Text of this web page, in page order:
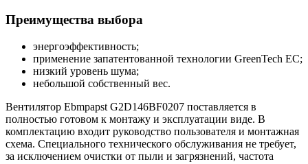
Преимущества выбора
энергоэффективность;
применение запатентованной технологии GreenTech EC;
низкий уровень шума;
небольшой собственный вес.
Вентилятор Ebmpapst G2D146BF0207 поставляется в
полностью готовом к монтажу и эксплуатации виде. В
комплектацию входит руководство пользователя и монтажная
схема. Специального технического обслуживания не требует,
за исключением очистки от пыли и загрязнений, частота